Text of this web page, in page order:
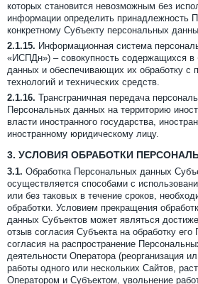
которых становится невозможным без
информации определить принадлежность
конкретному Субъекту персональных
2.1.15. Информационная система
«ИСПДн») – совокупность содержащихся
данных и обеспечивающих их обработку
технологий и технических средств.
2.1.16. Трансграничная передача
Персональных данных на территорию
власти иностранного государства,
иностранному юридическому лицу.
3. УСЛОВИЯ ОБРАБОТКИ
3.1. Обработка Персональных данных
осуществляется способами с
или без таковых в течение сроков,
обработки. Условием прекращения
данных Субъектов может являться
отзыв согласия Субъекта на обработку
согласия на распространение
деятельности Оператора (реорганизация
работы одного или нескольких Сайтов,
Оператором и Субъектом, увольнение